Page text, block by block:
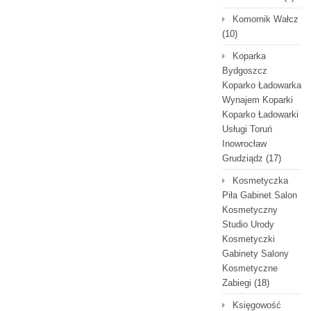
Komornik Wałcz
(10)
Koparka
Bydgoszcz
Koparko Ładowarka
Wynajem Koparki
Koparko Ładowarki
Usługi Toruń
Inowrocław
Grudziądz (17)
Kosmetyczka
Piła Gabinet Salon
Kosmetyczny
Studio Urody
Kosmetyczki
Gabinety Salony
Kosmetyczne
Zabiegi (18)
Księgowość